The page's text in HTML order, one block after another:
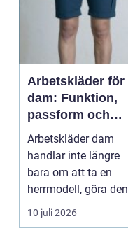
Arbetskläder för
dam: Funktion,
passform och
hållbarhet i fokus
Arbetskläder dam
handlar inte längre
bara om att ta en
herrmodell, göra den
mindre oc...
10 juli 2026